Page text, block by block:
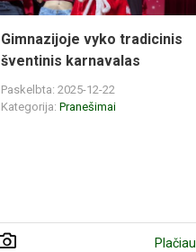
Gimnazijoje vyko tradicinis
šventinis karnavalas
Paskelbta: 2025-12-22
Kategorija:Pranešimai
Plačiau